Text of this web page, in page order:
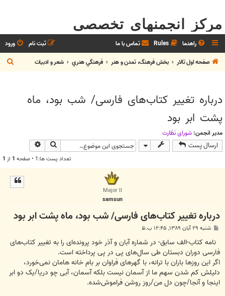
مرکز انجمنهای تخصصی
راهنما Rules تماس با ما ورود
ثبت نام
صفحه اول تالار
بخش فرهنگ، تمدن و هنر فرهنگي هنري شعر و ادبيات
س
درباره تغییر کتاب‌های فارسی/ شب بود، ماه
پشت ابر بود
مدیر انجمن: شوراي نظارت
ارسال پست جستجو
تعداد پست ها:1 • صفحه 1 از 1
Major II
samsun
درباره تغییر کتاب‌های فارسی/ شب بود، ماه پشت ابر بود
ت
شنبه ۲۹ آبان ۱۳۸۹, ۱۲:۴۵ ب.ظ
نامه کتاب-الف سابق- در شماره آبان و آذر خود پرونده‌ای را به تغییر کتاب‌های
فارسی دوران دبستان طی سال‌های پی در پی پرداخته است.
اگر این روزها باران با ترانه، با گهرهای فراوان بر بام خانه هامان نمی‌خورد،
دلیلش کم شدن سهم ما از آسمان نیست بلکه آسمان، آبی چو دریا/یک دو ابر
اینجا و آنجا/چون دل من/روز روشن فراموش‌شده.